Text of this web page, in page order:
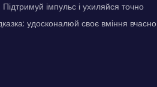
імпульс і ухиляйся точно
удосконалюй своє вміння вчасно